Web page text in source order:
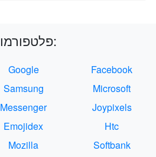
פלטפורמות:
Google
Facebook
Samsung
Microsoft
Messenger
Joypixels
Emojidex
Htc
Mozilla
Softbank